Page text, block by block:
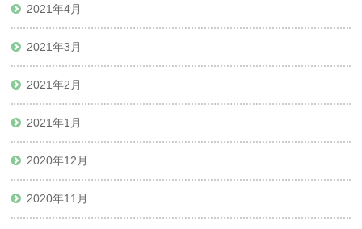
2021年4月
2021年3月
2021年2月
2021年1月
2020年12月
2020年11月